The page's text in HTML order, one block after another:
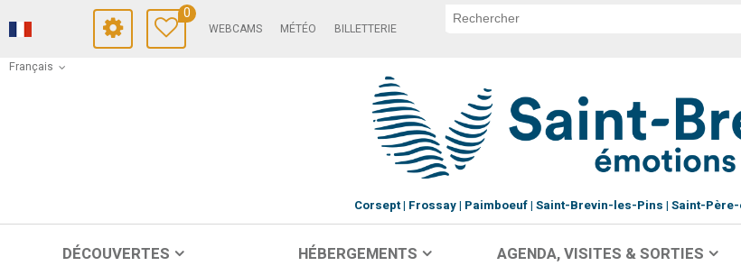
Français
0
WEBCAMS MÉTÉO BILLETTERIE
Corsept Frossay Paimboeuf Saint-Brevin-les-Pins Saint-
DÉCOUVERTES HÉBERGEMENTS AGENDA, VISITES & SORTIES